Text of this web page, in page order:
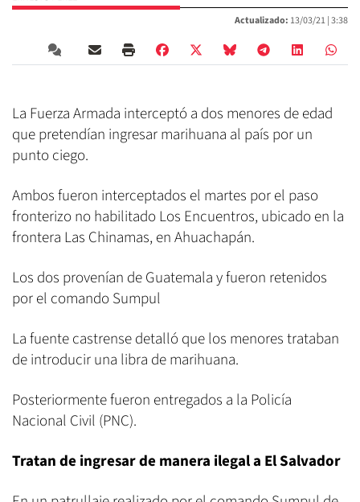
Actualizado: 13/03/21 |3:38
La Fuerza Armada interceptó a dos menores de edad
que pretendían ingresar marihuana al país por un
punto ciego.
Ambos fueron interceptados el martes por el paso
fronterizo no habilitado Los Encuentros, ubicado en la
frontera Las Chinamas, en Ahuachapán.
Los dos provenían de Guatemala y fueron retenidos
por el comando Sumpul
La fuente castrense detalló que los menores trataban
de introducir una libra de marihuana.
Posteriormente fueron entregados a la Policía
Nacional Civil (PNC).
Tratan de ingresar de manera ilegal a El Salvador